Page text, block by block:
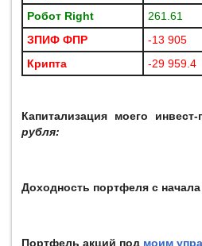
Робот Right 261.61
ЗПИФ ФПР
-13 905
Крипта
-29 959.4
Капитализация моего
рубля:
Доходность портфеля с начала
Портфель акций под моим